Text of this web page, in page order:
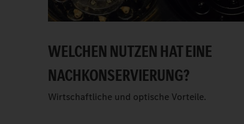
WELCHEN NUTZEN HAT EINE
NACHKONSERVIERUNG?
Wirtschaftliche und optische Vorteile.